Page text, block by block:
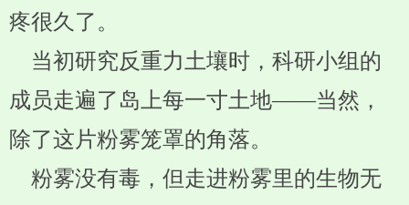
疼很久了。
当初研究反重力土壤时，科研小组的
成员走遍了岛上每一寸土地——当然，
除了这片粉雾笼罩的角落。
粉雾没有毒，但走进粉雾里的生物无